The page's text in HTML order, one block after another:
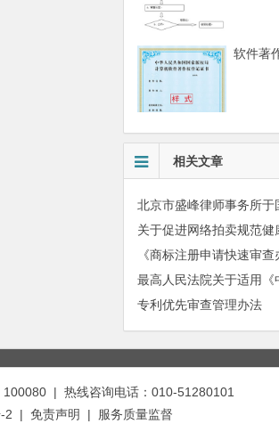
软件著
相关文章
关于促进网络拍卖规范
《商标注册申请快速审查
专利优先审查管理办法
100080 | 热线咨询电话：010-51280101
-2 | 免责声明 | 服务质量监督